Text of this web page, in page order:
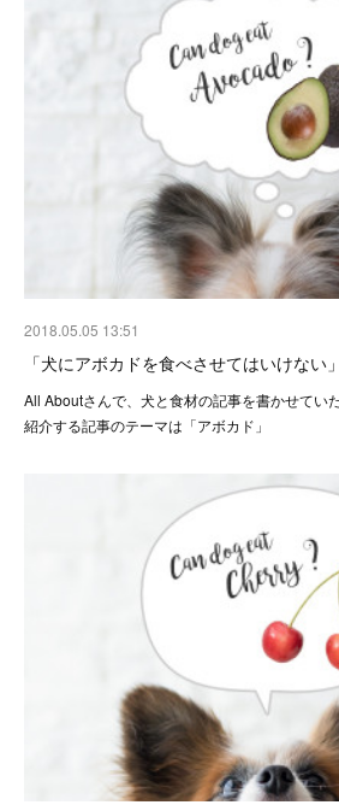
2018.05.05 13:51
「犬にアボカドを食べさせてはいけな
All Aboutさんで、犬と食材の記事を書かせてい
紹介する記事のテーマは「アボカド」